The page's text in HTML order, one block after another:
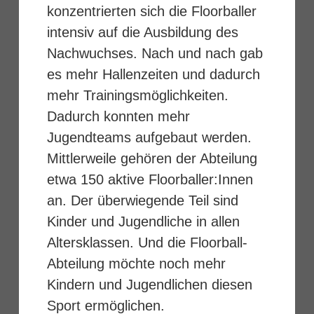
konzentrierten sich die Floorballer
intensiv auf die Ausbildung des
Nachwuchses. Nach und nach gab
es mehr Hallenzeiten und dadurch
mehr Trainingsmöglichkeiten.
Dadurch konnten mehr
Jugendteams aufgebaut werden.
Mittlerweile gehören der Abteilung
etwa 150 aktive Floorballer:Innen
an. Der überwiegende Teil sind
Kinder und Jugendliche in allen
Altersklassen. Und die Floorball-
Abteilung möchte noch mehr
Kindern und Jugendlichen diesen
Sport ermöglichen.